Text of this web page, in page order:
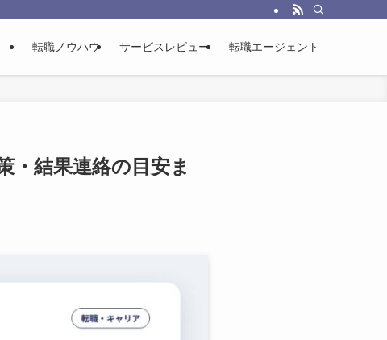
に使った一次情報をもとに整理する転職総合メディアです。
転職ノウハウ サービスレビュー 転職エージェント
・結果連絡の目安ま